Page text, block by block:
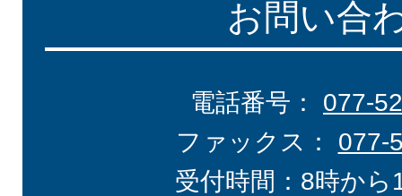
お問い合
電話番号： 077-
ファックス： 077-
受付時間：8時から